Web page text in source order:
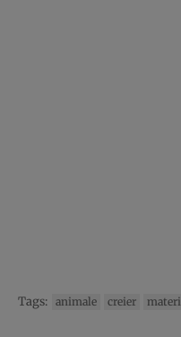
Tags: animale creier